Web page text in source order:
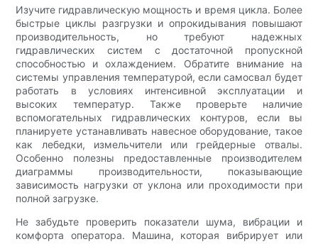
Изучите гидравлическую мощность и время цикла. Более
быстрые циклы разгрузки и опрокидывания повышают
производительность, но требуют надежных
гидравлических систем с достаточной пропускной
способностью и охлаждением. Обратите внимание на
системы управления температурой, если самосвал будет
работать в условиях интенсивной эксплуатации и
высоких температур. Также проверьте наличие
вспомогательных гидравлических контуров, если вы
планируете устанавливать навесное оборудование, такое
как лебедки, измельчители или грейдерные отвалы.
Особенно полезны предоставленные производителем
диаграммы производительности, показывающие
зависимость нагрузки от уклона или проходимости при
полной загрузке.
Не забудьте проверить показатели шума, вибрации и
комфорта оператора. Машина, которая вибрирует или